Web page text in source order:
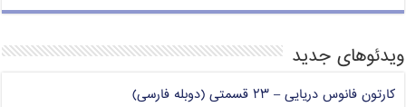
ویدئوهای جدید
کارتون فانوس دریایی – ۲۳ قسمتی (دوبله فارسی)